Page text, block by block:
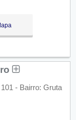
- Bairro: Gruta